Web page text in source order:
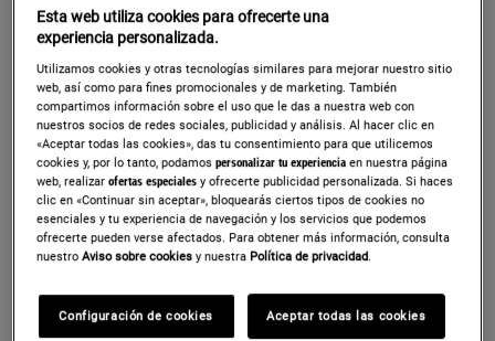
Esta información sobre accesibilidad se aplica a los
prestados a distancia a través de sitios web y servicios
basados en dispositivos móviles por medios electrónicos,
como por ejemplo las compras a través de nuestros sitios
web o nuestras aplicaciones.
INFORMACIÓN TÉCNICA SOBRE LA
ACCESIBILIDAD DE LOS SITIOS WEB
Y APLICACIONES MÓVILES
Damos soporte a las versiones más recientes de todos los
navegadores principales (Chrome, Edge, Firefox, Opera,
Esta web utiliza cookies para ofrecerte una
experiencia personalizada.
Utilizamos cookies y otras tecnologías similares para mejorar nuestro sitio
web, así como para fines promocionales y de marketing. También
compartimos información sobre el uso que le das a nuestra web con
nuestros socios de redes sociales, publicidad y análisis. Al hacer clic en
«Aceptar todas las cookies», das tu consentimiento para que utilicemos
cookies y, por lo tanto, podamospersonalizar tu experienciaen nuestra página
web, realizarofertas especiales y ofrecerte publicidad personalizada. Si haces
clic en «Continuar sin aceptar», bloquearás ciertos tipos de cookies no
esenciales y tu experiencia de navegación y los servicios que podemos
ofrecerte pueden verse afectados. Para obtener más información, consulta
nuestroAviso sobre cookies y nuestra Política de privacidad.
Configuración de cookies Aceptar todas las cookies